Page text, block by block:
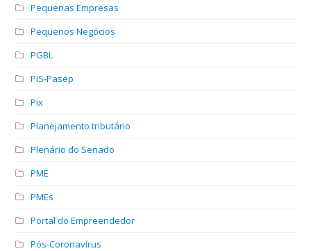
Pequenas Empresas
Pequenos Negócios
PGBL
PIS-Pasep
Pix
Planejamento tributário
Plenário do Senado
PME
PMEs
Portal do Empreendedor
Pós-Coronavírus